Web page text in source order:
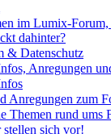
im Lumix-Forum,
dahinter?
& Datenschutz
Anregungen
Anregungen zum
rund ums
sich vor!